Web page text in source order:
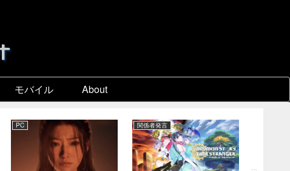
モバイル About
PC 関係者発言